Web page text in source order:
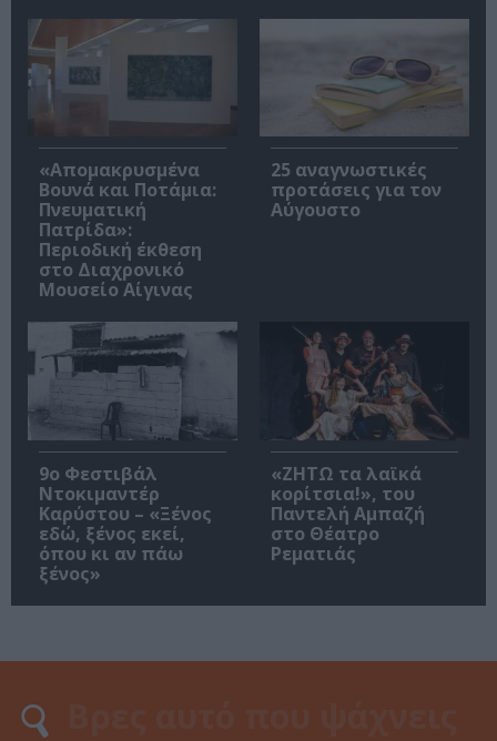
«Απομακρυσμένα
Βουνά και Ποτάμια:
Πνευματική
Πατρίδα»:
Περιοδική έκθεση
στο Διαχρονικό
Μουσείο Αίγινας
25 αναγνωστικές
προτάσεις για τον
Αύγουστο
9ο Φεστιβάλ
Ντοκιμαντέρ
Καρύστου – «Ξένος
εδώ, ξένος εκεί,
όπου κι αν πάω
ξένος»
«ΖΗΤΩ τα λαϊκά
κορίτσια!», του
Παντελή Αμπαζή
στο Θέατρο
Ρεματιάς